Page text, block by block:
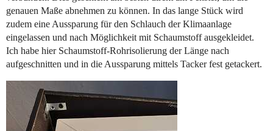
genauen Maße abnehmen zu können. In das lange Stück wird
zudem eine Aussparung für den Schlauch der Klimaanlage
eingelassen und nach Möglichkeit mit Schaumstoff ausgekleidet.
Ich habe hier Schaumstoff-Rohrisolierung der Länge nach
aufgeschnitten und in die Aussparung mittels Tacker fest getackert.